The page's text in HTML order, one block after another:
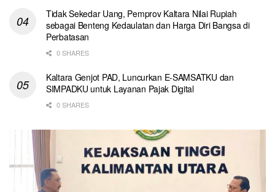
Tidak Sekedar Uang, Pemprov Kaltara Nilai Rupiah
sebagai Benteng Kedaulatan dan Harga Diri Bangsa di
Perbatasan
0 SHARES
Kaltara Genjot PAD, Luncurkan E-SAMSATKU dan
SIMPADKU untuk Layanan Pajak Digital
0 SHARES